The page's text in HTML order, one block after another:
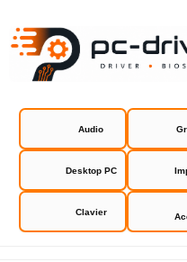
Audio
Desktop PC
Clavier